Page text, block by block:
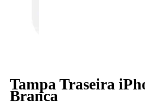
Tampa Traseira
Branca